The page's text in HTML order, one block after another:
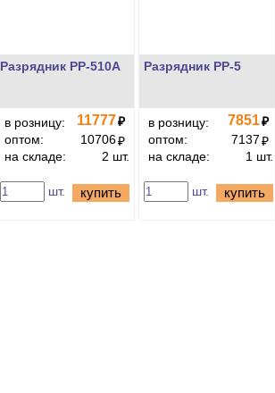
Разрядник РР-510А
в розницу: 11777₽
оптом:
10706₽
на складе:
2 шт.
шт. купить
Разрядник РР-5
в розницу: 7851₽
оптом:
7137₽
на складе:
1 шт.
шт. купить